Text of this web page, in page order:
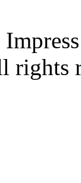
rights